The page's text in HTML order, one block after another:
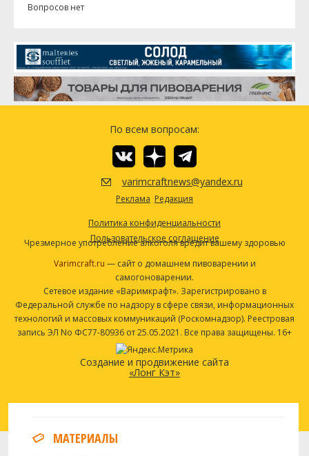
Вопросов нет
По всем вопросам:
varimcraftnews@yandex.ru
Реклама Редакция
Политика конфиденциальности
Пользовательское соглашение
Чрезмерное употребление алкоголя вредит вашему здоровью
Varimcraft.ru — сайт о домашнем пивоварении и
самогоноварении.
Сетевое издание «Варимкрафт». Зарегистрировано в
Федеральной службе по надзору в сфере связи, информационных
технологий и массовых коммуникаций (Роскомнадзор). Реестровая
запись ЭЛ No ФС77-80936 от 25.05.2021. Все права защищены. 16+
Создание и продвижение сайта
«Лонг Кэт»
МАТЕРИАЛЫ